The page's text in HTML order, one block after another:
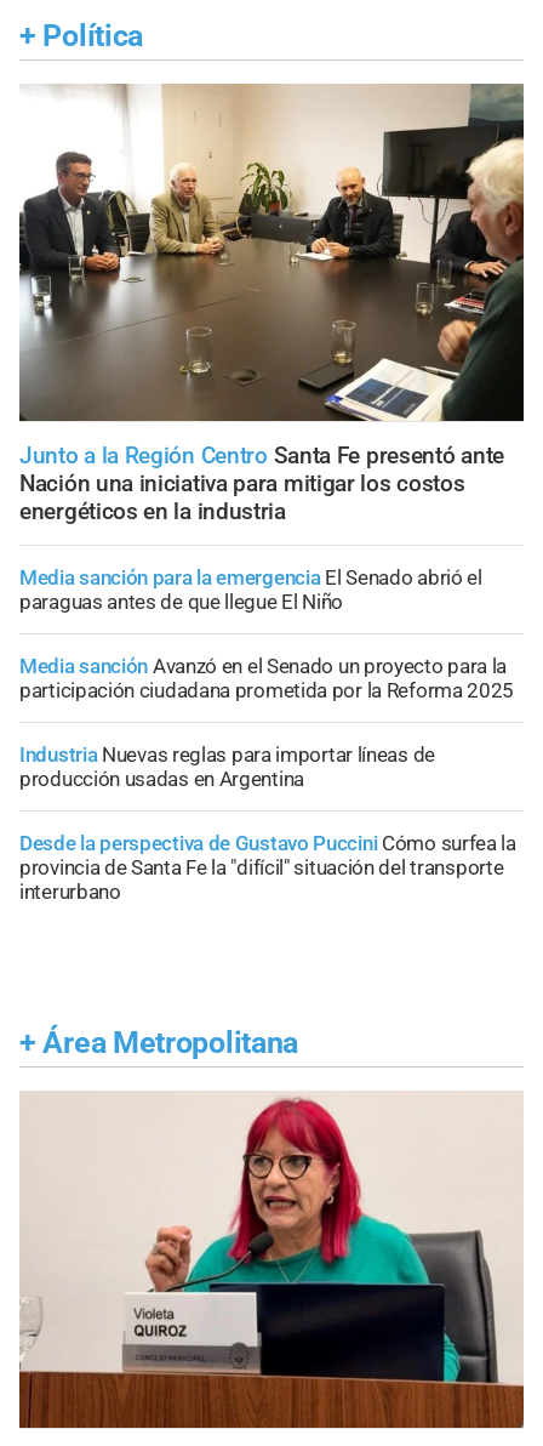
+ Política
Junto a la Región Centro Santa Fe presentó ante
Nación una iniciativa para mitigar los costos
energéticos en la industria
Media sanción para la emergencia El Senado abrió el
paraguas antes de que llegue El Niño
Media sanción Avanzó en el Senado un proyecto para la
participación ciudadana prometida por la Reforma 2025
Industria Nuevas reglas para importar líneas de
producción usadas en Argentina
Desde la perspectiva de Gustavo Puccini Cómo surfea la
provincia de Santa Fe la "difícil" situación del transporte
interurbano
+ Área Metropolitana